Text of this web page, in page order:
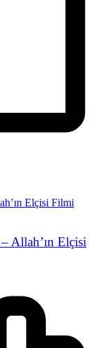
Allah’ın Elçisi